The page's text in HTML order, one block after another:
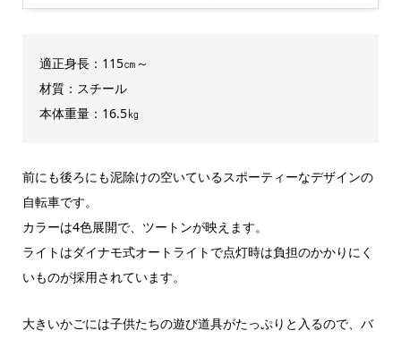
適正身長：115㎝～
材質：スチール
本体重量：16.5㎏
前にも後ろにも泥除けの空いているスポーティーなデザインの
自転車です。
カラーは4色展開で、ツートンが映えます。
ライトはダイナモ式オートライトで点灯時は負担のかかりにく
いものが採用されています。
大きいかごには子供たちの遊び道具がたっぷりと入るので、バ